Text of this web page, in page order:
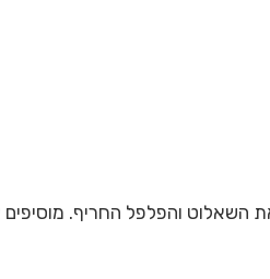
והפלפל החריף. מוסיפים